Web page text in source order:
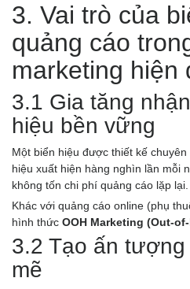
3. Vai trò của
quảng cáo
marketing hiện
3.1 Gia tăng
hiệu bền vững
Một biển hiệu được thiết kế
hiệu xuất hiện hàng nghìn lần mỗi
không tốn chi phí quảng cáo lặp lại.
Khác với quảng cáo online (phụ
hình thức OOH Marketing (Out-
3.2 Tạo ấn
mẽ